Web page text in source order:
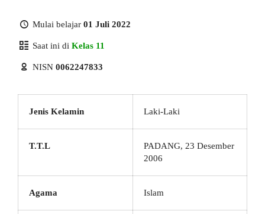
Mulai belajar 01 Juli 2022
Saat ini di Kelas 11
NISN 0062247833
Jenis Kelamin Laki-Laki
T.T.L
PADANG, 23 Desember
2006
Agama Islam